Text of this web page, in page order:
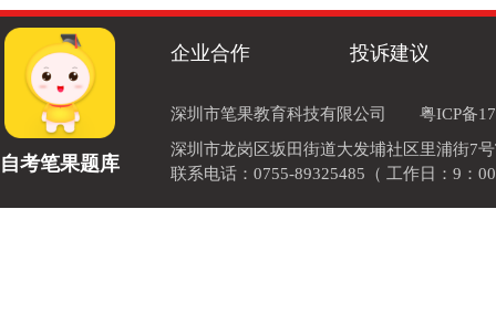
自考笔果题库
企业合作 投诉建议
深圳市笔果教育科技有限公司
粤ICP备
深圳市龙岗区坂田街道大发埔社区里浦街7
联系电话：0755-89325485（ 工作日：9：